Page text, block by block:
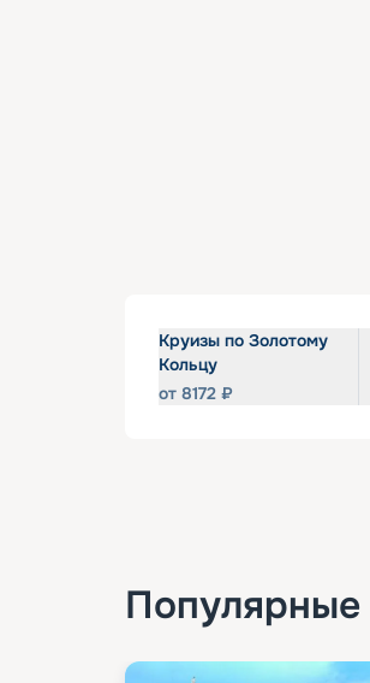
Круизы по Золотому
Кольцу
от 8172 ₽
Популярные